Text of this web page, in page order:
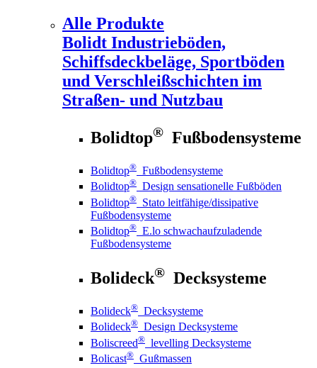
Alle Produkte
Bolidt Industrieböden,
Schiffsdeckbeläge, Sportböden
und Verschleißschichten im
Straßen- und Nutzbau
Bolidtop® Fußbodensysteme
Bolidtop® Fußbodensysteme
Bolidtop® Design sensationelle Fußböden
Bolidtop® Stato leitfähige/dissipative
Fußbodensysteme
Bolidtop® E.lo schwachaufzuladende
Fußbodensysteme
Bolideck® Decksysteme
Bolideck® Decksysteme
Bolideck® Design Decksysteme
Boliscreed® levelling Decksysteme
Bolicast® Gußmassen